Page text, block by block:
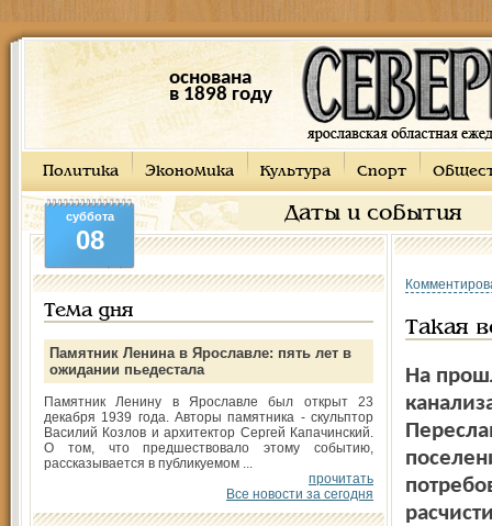
основана
в 1898 году
Политика Экономика Культура Спорт
Даты и события
суббота
08
Тема дня
Памятник Ленина в Ярославле: пять лет в
ожидании пьедестала
Памятник Ленину в Ярославле был открыт 23
декабря 1939 года. Авторы памятника - скульптор
Василий Козлов и архитектор Сергей Капачинский.
О том, что предшествовало этому событию,
рассказывается в публикуемом ...
прочитать
Все новости за сегодня
Такая
На